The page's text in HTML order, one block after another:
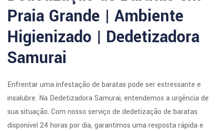
Praia Grande | Ambiente
Higienizado | Dedetizadora
Samurai
Enfrentar uma infestação de baratas pode ser estressante e
insalubre. Na Dedetizadora Samurai, entendemos a urgência de
sua situação. Com nosso serviço de dedetização de baratas
disponível 24 horas por dia, garantimos uma resposta rápida e